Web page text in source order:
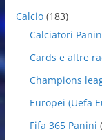
Calcio(183)
Calciatori
Cards e altre
Champions
Europei (Uefa
Fifa 365 Panini